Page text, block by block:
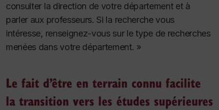
consulter la direction de votre département et à
parler aux professeurs. Si la recherche vous
intéresse, renseignez-vous sur le type de recherches
menées dans votre département. »
Le fait d’être en terrain connu facilite
la transition vers les études supérieures